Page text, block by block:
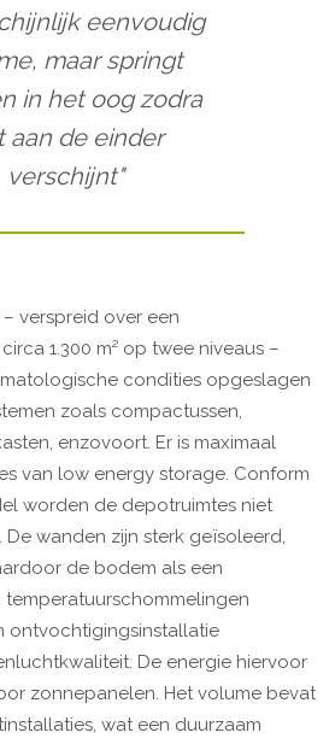
eenvoudig
maar springt
in het oog zodra
aan de einder
verschijnt"
verspreid over een
1.300 m² op twee niveaus –
condities opgeslagen
zoals compactussen,
enzovoort. Er is maximaal
van low energy storage. Conform
worden de depotruimtes niet
wanden zijn sterk geïsoleerd,
de bodem als een
ontvochtigingsinstallatie
De energie hiervoor
zonnepanelen. Het volume bevat
wat een duurzaam